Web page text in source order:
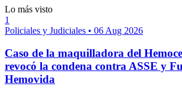
Lo más visto
1
Policiales y Judiciales • 06 Aug 2026
Caso de la maquilladora del
revocó la condena contra ASSE y
Hemovida